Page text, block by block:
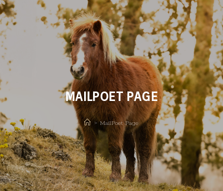
MAILPOET PAGE
> MailPoet Page